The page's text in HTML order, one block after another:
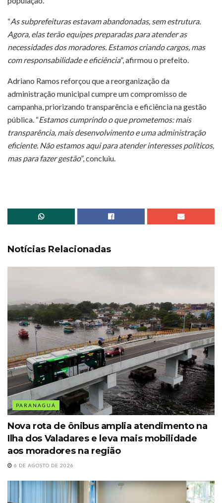
“As subprefeituras estavam abandonadas, sem estrutura.
Agora, elas terão equipes preparadas para atender as
necessidades dos moradores. Estamos criando cargos, mas
com responsabilidade e eficiência”, afirmou o prefeito.
Adriano Ramos reforçou que a reorganização da
administração municipal cumpre um compromisso de
campanha, priorizando transparência e eficiência na gestão
pública. “Estamos cumprindo o que prometemos: mais
transparência, mais desenvolvimento e uma administração
eficiente. Não estamos aqui para atender interesses políticos,
mas para fazer gestão”, concluiu.
Notícias Relacionadas
PARANAGUÁ
Nova rota de ônibus amplia atendimento na
Ilha dos Valadares e leva mais mobilidade
aos moradores na região
6 DE AGOSTO DE 2026